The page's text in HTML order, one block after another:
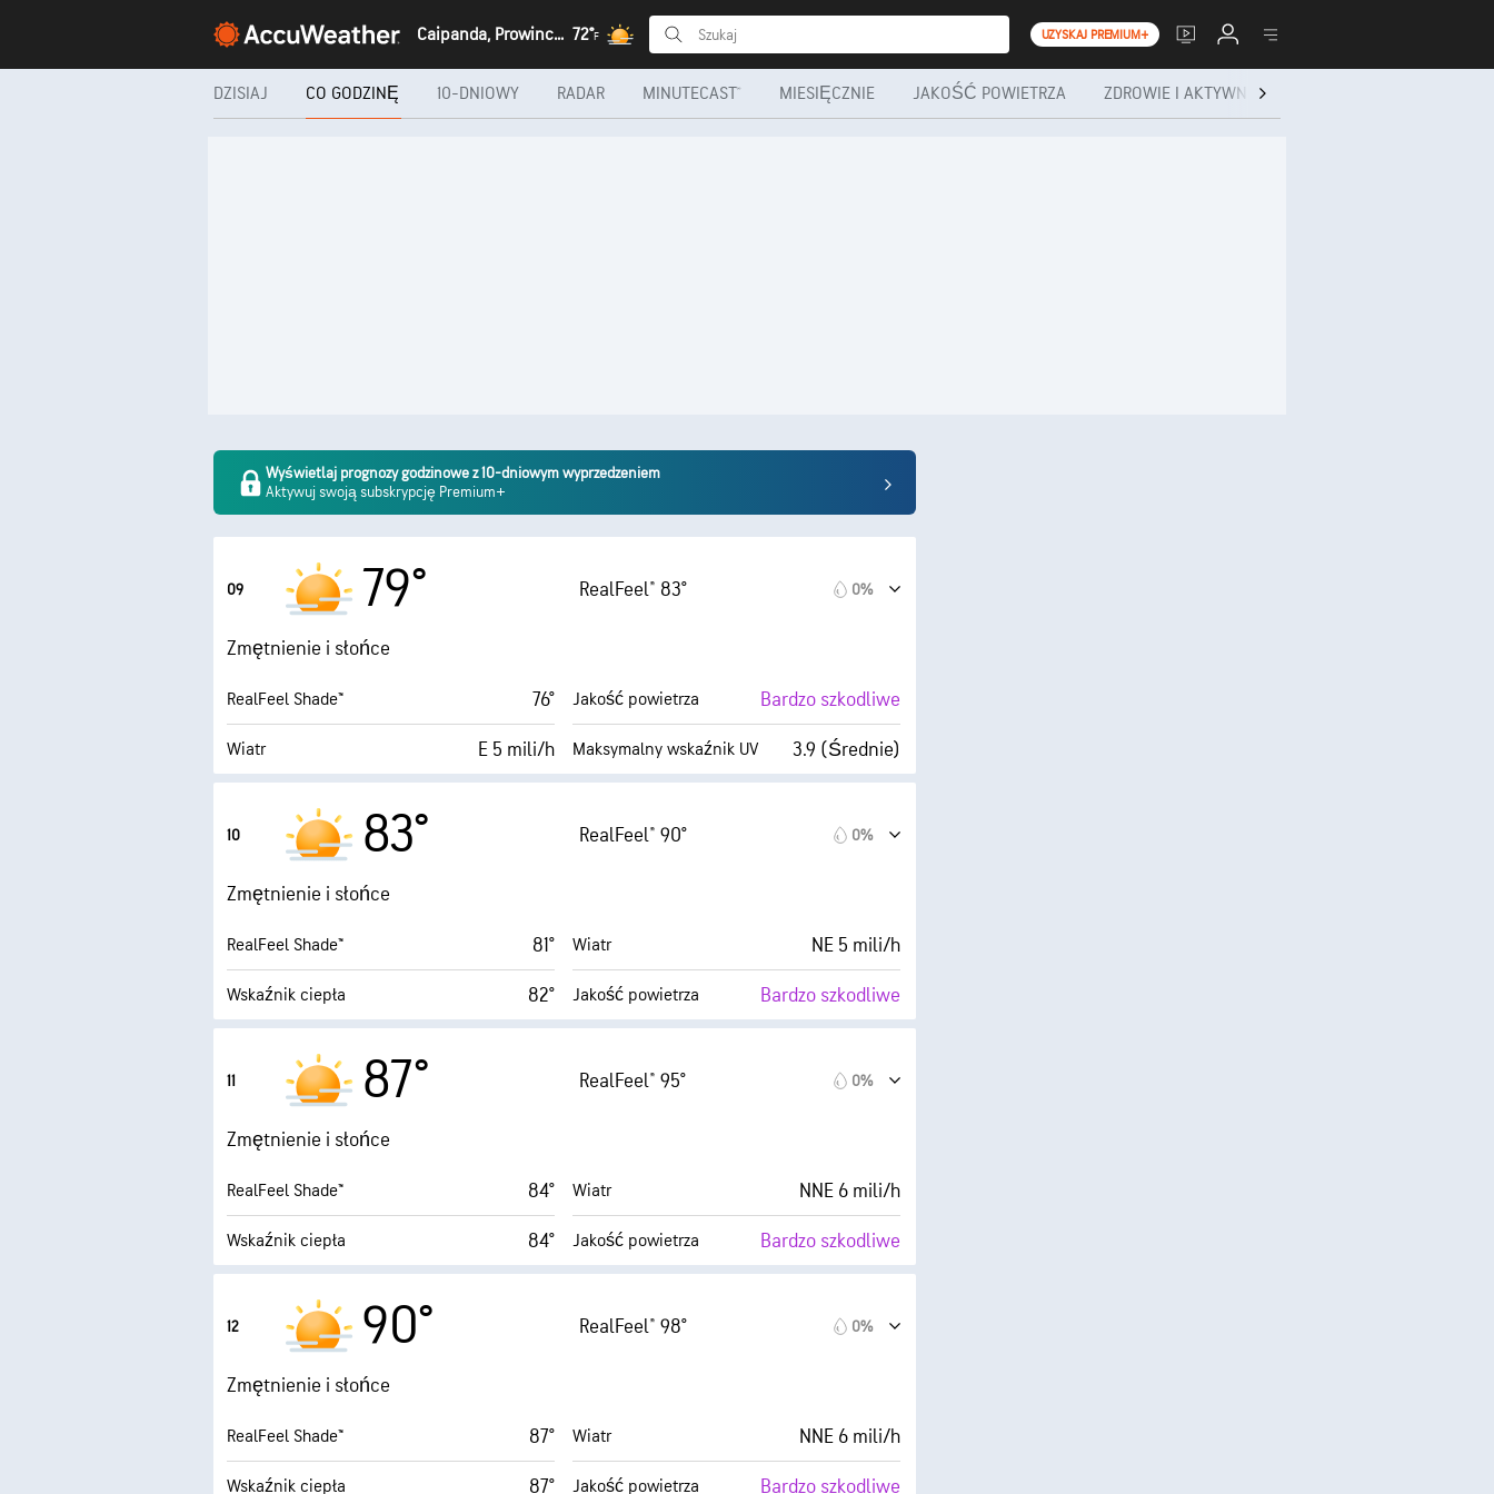
Caipanda, Prowincja Lunda Północna 72°F UZYSKAJ PREMIUM+
DZISIAJ CO GODZINĘ 10-DNIOWY RADAR MINUTECAST® MIESIĘCZNIE JAKOŚĆ POWIETRZA ZDROWIE I AKTYWNOŚĆ
Wyświetlaj prognozy godzinowe z 10-dniowym wyprzedzeniem
Aktywuj swoją subskrypcję Premium+
09 79° RealFeel® 83° 0%
Zmętnienie i słońce
RealFeel Shade™ 76°
Wiatr E 5 mili/h
Jakość powietrza Bardzo szkodliwe
Maksymalny wskaźnik UV 3.9 (Średnie)
Wilgotność
Punkt rosy
AccuLumen Brightness Index™
10 (B. jasne)
Zachmurzenie 2%
10 83° RealFeel® 90° 0%
Zmętnienie i słońce
RealFeel Shade™ 81°
Wskaźnik ciepła 82°
Wiatr NE 5 mili/h
Jakość powietrza Bardzo szkodliwe
Porywy wiatru
Wilgotność
Punkt rosy 50° F
Zachmurzenie
Pułap chmur 30000 stopy
11 87° RealFeel® 95° 0%
Zmętnienie i słońce
RealFeel Shade™ 84°
Wskaźnik ciepła 84°
Wiatr NNE 6 mili/h
Jakość powietrza Bardzo szkodliwe
Porywy wiatru
Wilgotność
Punkt rosy 50° F
Zachmurzenie
Pułap chmur 30000 stopy
12 90° RealFeel® 98° 0%
Zmętnienie i słońce
RealFeel Shade™ 87°
Wskaźnik ciepła 87°
Wiatr NNE 6 mili/h
Jakość powietrza Bardzo szkodliwe